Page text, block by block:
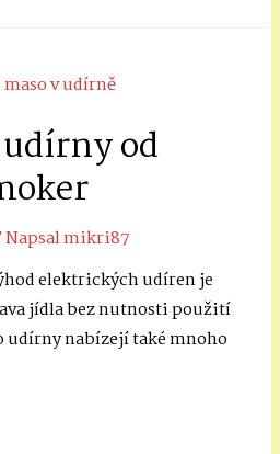
od
Napsalmikri87
elektrických udíren je
jídla bez nutnosti použití
udírny nabízejí také mnoho